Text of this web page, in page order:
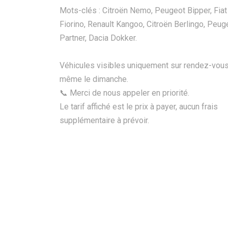
Mots-clés : Citroën Nemo, Peugeot Bipper, Fiat
Fiorino, Renault Kangoo, Citroën Berlingo,
Partner, Dacia Dokker.
Véhicules visibles uniquement sur rendez-
même le dimanche.
📞 Merci de nous appeler en priorité.
Le tarif affiché est le prix à payer, aucun frais
supplémentaire à prévoir.